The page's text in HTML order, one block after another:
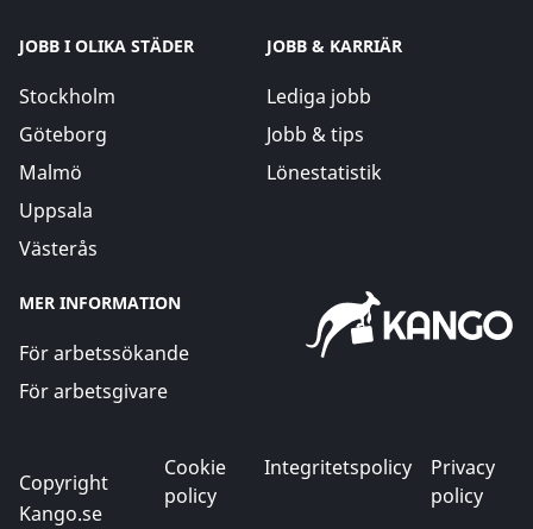
JOBB I OLIKA STÄDER
Stockholm
Göteborg
Malmö
Uppsala
Västerås
JOBB & KARRIÄR
Lediga jobb
Jobb & tips
Lönestatistik
MER INFORMATION
För arbetssökande
För arbetsgivare
Copyright
Kango.se
Cookie
policy
Integritetspolicy
Privacy
policy